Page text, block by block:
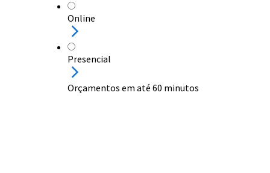
Online
Presencial
Orçamentos em até 60 minutos